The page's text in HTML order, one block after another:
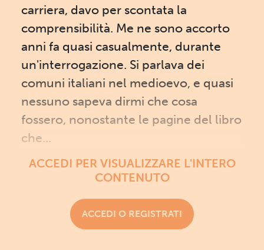
carriera, davo per scontata la
comprensibilità. Me ne sono accorto
anni fa quasi casualmente, durante
un'interrogazione. Si parlava dei
comuni italiani nel medioevo, e quasi
nessuno sapeva dirmi che cosa
fossero, nonostante le pagine del libro
che...
ACCEDI PER VISUALIZZARE L'INTERO
CONTENUTO
ACCEDI O REGISTRATI